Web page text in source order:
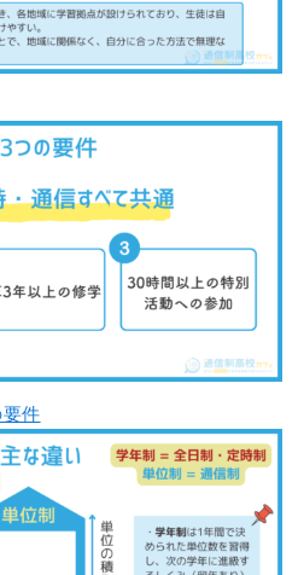
件